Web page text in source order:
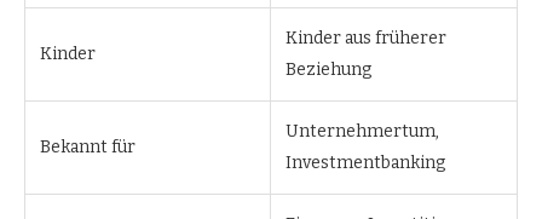
Kinder
Kinder aus früherer
Beziehung
Bekannt für
Unternehmertum,
Investmentbanking